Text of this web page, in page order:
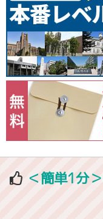
＜簡単1分＞